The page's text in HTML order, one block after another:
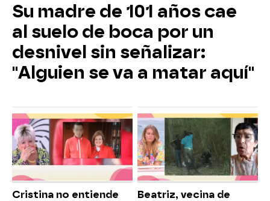
Su madre de 101 años cae
al suelo de boca por un
desnivel sin señalizar:
"Alguien se va a matar aquí"
Cristina no entiende
Beatriz, vecina de